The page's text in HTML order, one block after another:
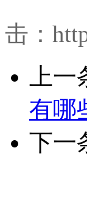
击：
上一
有哪
下一